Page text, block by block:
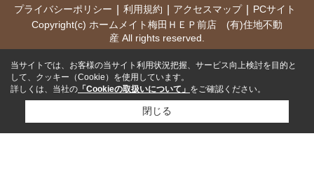
プライバシーポリシー 利用規約 アクセスマップ
PCサイト
Copyright(c) ホームメイト梅田ＨＥＰ前店 (有)住地不動
産 All rights reserved.
当サイトでは、お客様の当サイト利用状況把握、サービス向上検討を目的と
して、クッキー（Cookie）を使用しています。
詳しくは、当社の 「Cookieの取扱いについて」 をご確認ください。
閉じる